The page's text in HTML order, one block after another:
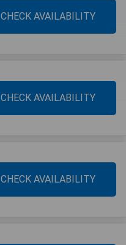
CHECK AVAILABILITY
CHECK AVAILABILITY
CHECK AVAILABILITY